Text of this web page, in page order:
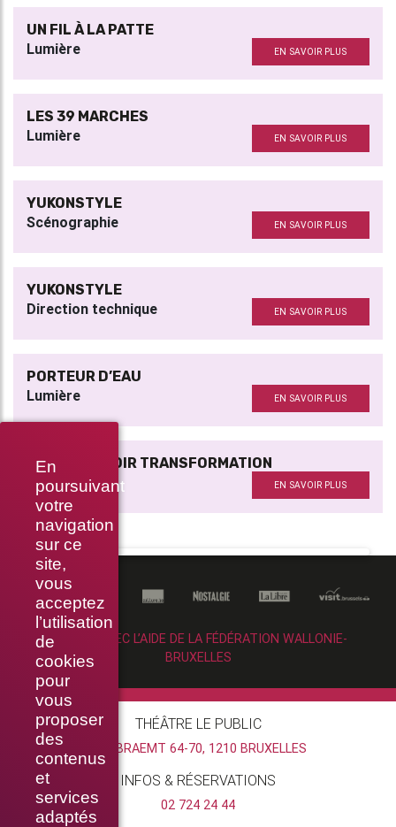
En
poursuivant
votre
navigation
sur ce
site,
vous
acceptez
l’utilisation
de
cookies
pour
vous
proposer
des
contenus
et
services
adaptés
UN FIL À LA PATTE
Lumière EN SAVOIR PLUS
LES 39 MARCHES
Lumière EN SAVOIR PLUS
YUKONSTYLE
Scénographie EN SAVOIR PLUS
YUKONSTYLE
Direction technique EN SAVOIR PLUS
PORTEUR D’EAU
Lumière EN SAVOIR PLUS
CERCLE MIROIR TRANSFORMATION
Lumière EN SAVOIR PLUS
RÉALISÉ AVEC L’AIDE DE LA FÉDÉRATION WALLONIE-
BRUXELLES
THÉÂTRE LE PUBLIC
RUE BRAEMT 64-70, 1210 BRUXELLES
INFOS & RÉSERVATIONS
02 724 24 44